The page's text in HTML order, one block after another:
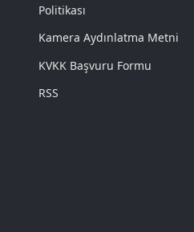
Politikası
Kamera Aydınlatma Metni
KVKK Başvuru Formu
RSS